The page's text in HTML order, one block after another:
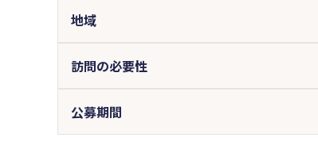
地域
訪問の必要性
公募期間